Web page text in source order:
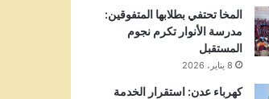
المخا تحتفي بطلابها المتفوقين:
مدرسة الأنوار تكرم نجوم
المستقبل
8 يناير، 2026
كهرباء عدن: استقرار الخدمة